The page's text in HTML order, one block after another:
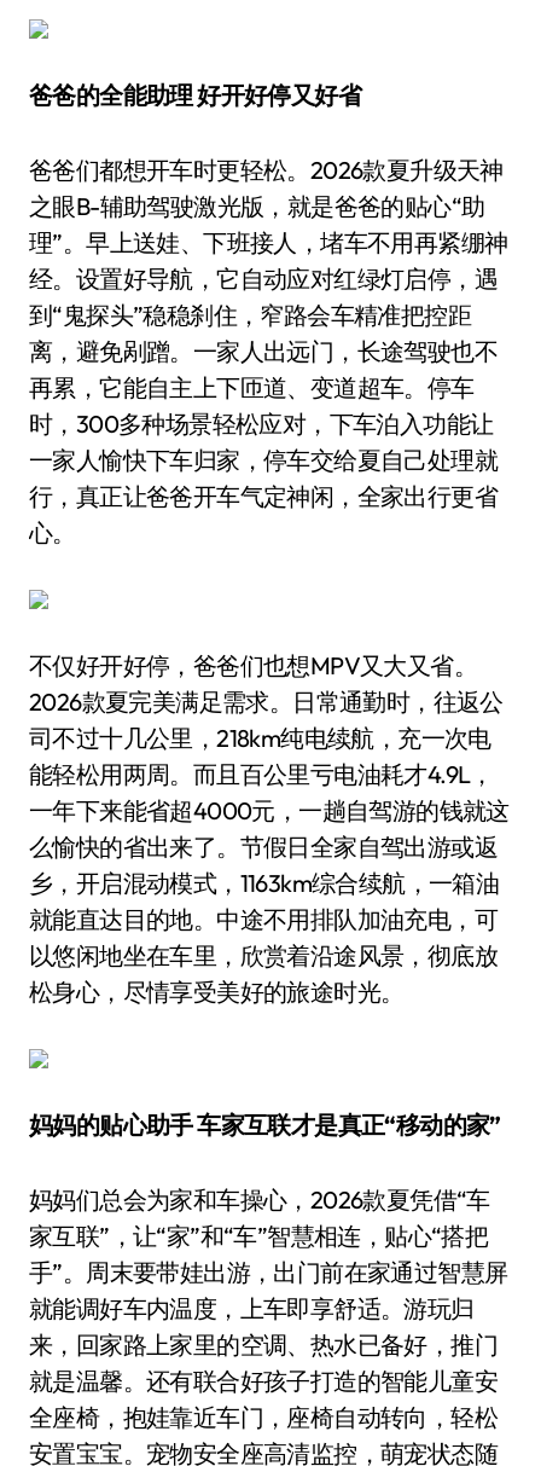
爸爸的全能助理 好开好停又好省
爸爸们都想开车时更轻松。2026款夏升级天神
之眼B-辅助驾驶激光版，就是爸爸的贴心“助
理”。早上送娃、下班接人，堵车不用再紧绷神
经。设置好导航，它自动应对红绿灯启停，遇
到“鬼探头”稳稳刹住，窄路会车精准把控距
离，避免剐蹭。一家人出远门，长途驾驶也不
再累，它能自主上下匝道、变道超车。停车
时，300多种场景轻松应对，下车泊入功能让
一家人愉快下车归家，停车交给夏自己处理就
行，真正让爸爸开车气定神闲，全家出行更省
心。
不仅好开好停，爸爸们也想MPV又大又省。
2026款夏完美满足需求。日常通勤时，往返公
司不过十几公里，218km纯电续航，充一次电
能轻松用两周。而且百公里亏电油耗才4.9L，
一年下来能省超4000元，一趟自驾游的钱就这
么愉快的省出来了。节假日全家自驾出游或返
乡，开启混动模式，1163km综合续航，一箱油
就能直达目的地。中途不用排队加油充电，可
以悠闲地坐在车里，欣赏着沿途风景，彻底放
松身心，尽情享受美好的旅途时光。
妈妈的贴心助手 车家互联才是真正“移动的家”
妈妈们总会为家和车操心，2026款夏凭借“车
家互联”，让“家”和“车”智慧相连，贴心“搭把
手”。周末要带娃出游，出门前在家通过智慧屏
就能调好车内温度，上车即享舒适。游玩归
来，回家路上家里的空调、热水已备好，推门
就是温馨。还有联合好孩子打造的智能儿童安
全座椅，抱娃靠近车门，座椅自动转向，轻松
安置宝宝。宠物安全座高清监控，萌宠状态随